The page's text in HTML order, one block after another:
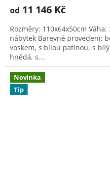
od 11 146 Kč
Rozměry: 110x64x50cm
nábytek Barevné provedení:
voskem, s bílou patinou, s
hnědá, s...
Novinka
Tip